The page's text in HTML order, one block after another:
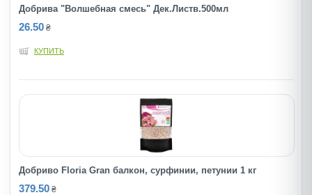
Добрива "Волшебная смесь" Дек.Листв.500мл
26.50 ₴
КУПИТЬ
Добриво Floria Gran балкон, сурфинии, петунии 1 кг
379.50 ₴